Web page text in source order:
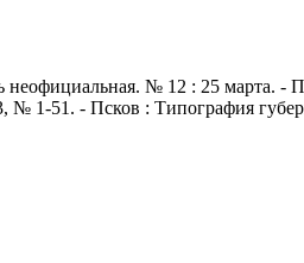
неофициальная. № 12 : 25 марта. -
№ 1-51. - Псков : Типография